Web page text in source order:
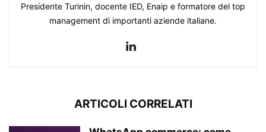
Presidente Turinin, docente IED, Enaip e formatore del top
management di importanti aziende italiane.
ARTICOLI CORRELATI